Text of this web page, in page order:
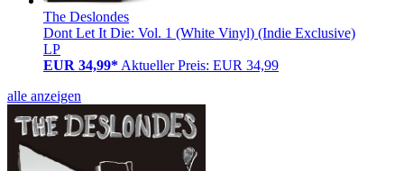
The Deslondes
Dont Let It Die: Vol. 1 (White Vinyl) (Indie Exclusive)
LP
EUR 34,99* Aktueller Preis: EUR 34,99
alle anzeigen